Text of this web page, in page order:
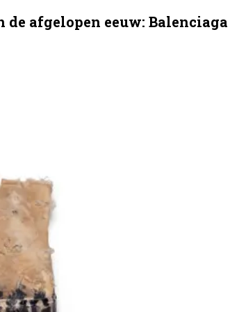
afgelopen eeuw: